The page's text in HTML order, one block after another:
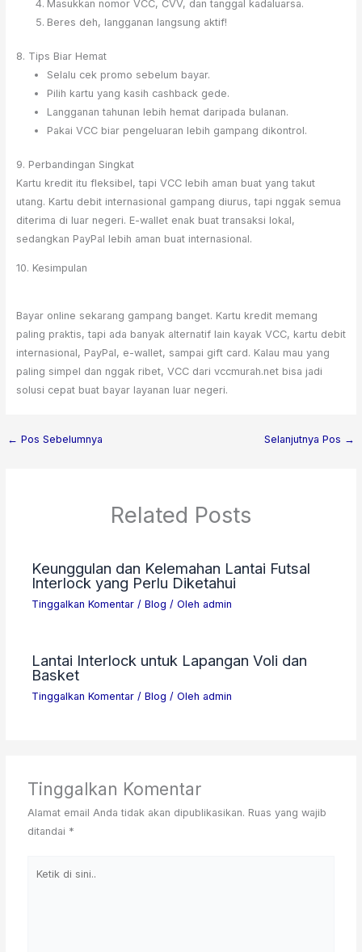
Masukkan nomor VCC, CVV, dan tanggal kadaluarsa.
Beres deh, langganan langsung aktif!
8. Tips Biar Hemat
Selalu cek promo sebelum bayar.
Pilih kartu yang kasih cashback gede.
Langganan tahunan lebih hemat daripada bulanan.
Pakai VCC biar pengeluaran lebih gampang dikontrol.
9. Perbandingan Singkat
Kartu kredit itu fleksibel, tapi VCC lebih aman buat yang takut
utang. Kartu debit internasional gampang diurus, tapi nggak semua
diterima di luar negeri. E-wallet enak buat transaksi lokal,
sedangkan PayPal lebih aman buat internasional.
10. Kesimpulan
Bayar online sekarang gampang banget. Kartu kredit memang
paling praktis, tapi ada banyak alternatif lain kayak VCC, kartu debit
internasional, PayPal, e-wallet, sampai gift card. Kalau mau yang
paling simpel dan nggak ribet, VCC dari vccmurah.net bisa jadi
solusi cepat buat bayar layanan luar negeri.
← Pos Sebelumnya Selanjutnya Pos →
Related Posts
Keunggulan dan Kelemahan Lantai Futsal
Interlock yang Perlu Diketahui
Tinggalkan Komentar / Blog / Oleh admin
Lantai Interlock untuk Lapangan Voli dan
Basket
Tinggalkan Komentar / Blog / Oleh admin
Tinggalkan Komentar
Alamat email Anda tidak akan dipublikasikan. Ruas yang wajib
ditandai *